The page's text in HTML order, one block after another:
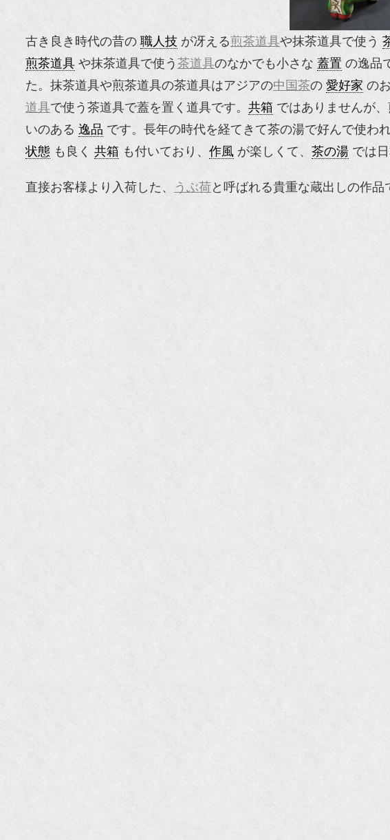
古き良き時代の昔の 職人技 が冴える煎茶道具や抹茶道具で使う
煎茶道具 や抹茶道具で使う 茶道具のなかでも小さな 蓋置 の逸品
た。抹茶道具や煎茶道具の茶道具はアジアの中国茶の 愛好家 の
道具で使う茶道具で蓋を置く道具です。 共箱 ではありませんが
いのある 逸品 です。長年の時代を経てきて茶の湯で好んで使わ
状態 も良く 共箱 も付いており、 作風 が楽しくて、 茶の湯 では
直接お客様より入荷した、 うぶ荷と呼ばれる貴重な蔵出しの作品